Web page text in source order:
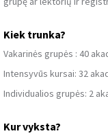
Kiek trunka?
Vakarinės grupės : 40
Intensyvūs kursai: 32
Individualios grupės: 2
Kur vyksta?